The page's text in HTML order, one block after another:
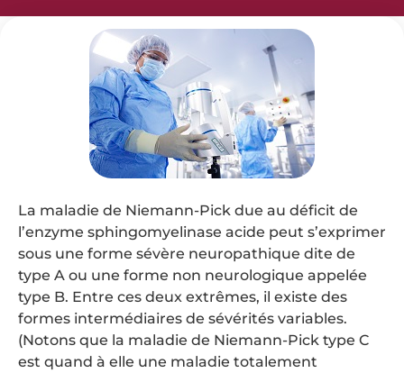
La maladie de Niemann-Pick due au déficit de
l’enzyme sphingomyelinase acide peut s’exprimer
sous une forme sévère neuropathique dite de
type A ou une forme non neurologique appelée
type B. Entre ces deux extrêmes, il existe des
formes intermédiaires de sévérités variables.
(Notons que la maladie de Niemann-Pick type C
est quand à elle une maladie totalement